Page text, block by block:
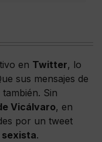
en Twitter, lo
sus mensajes de
Sin
Vicálvaro, en
por un tweet
sexista.